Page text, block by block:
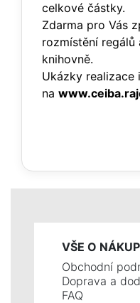
celkové částky.
Zdarma pro Vás
rozmístění regálů
knihovně.
Ukázky realizace
na
VŠE O
Obchodní
Doprava a
FAQ